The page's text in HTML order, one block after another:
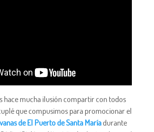
hace mucha ilusión compartir con todos
que compusimos para promocionar el
de El Puerto de Santa Maríadurante